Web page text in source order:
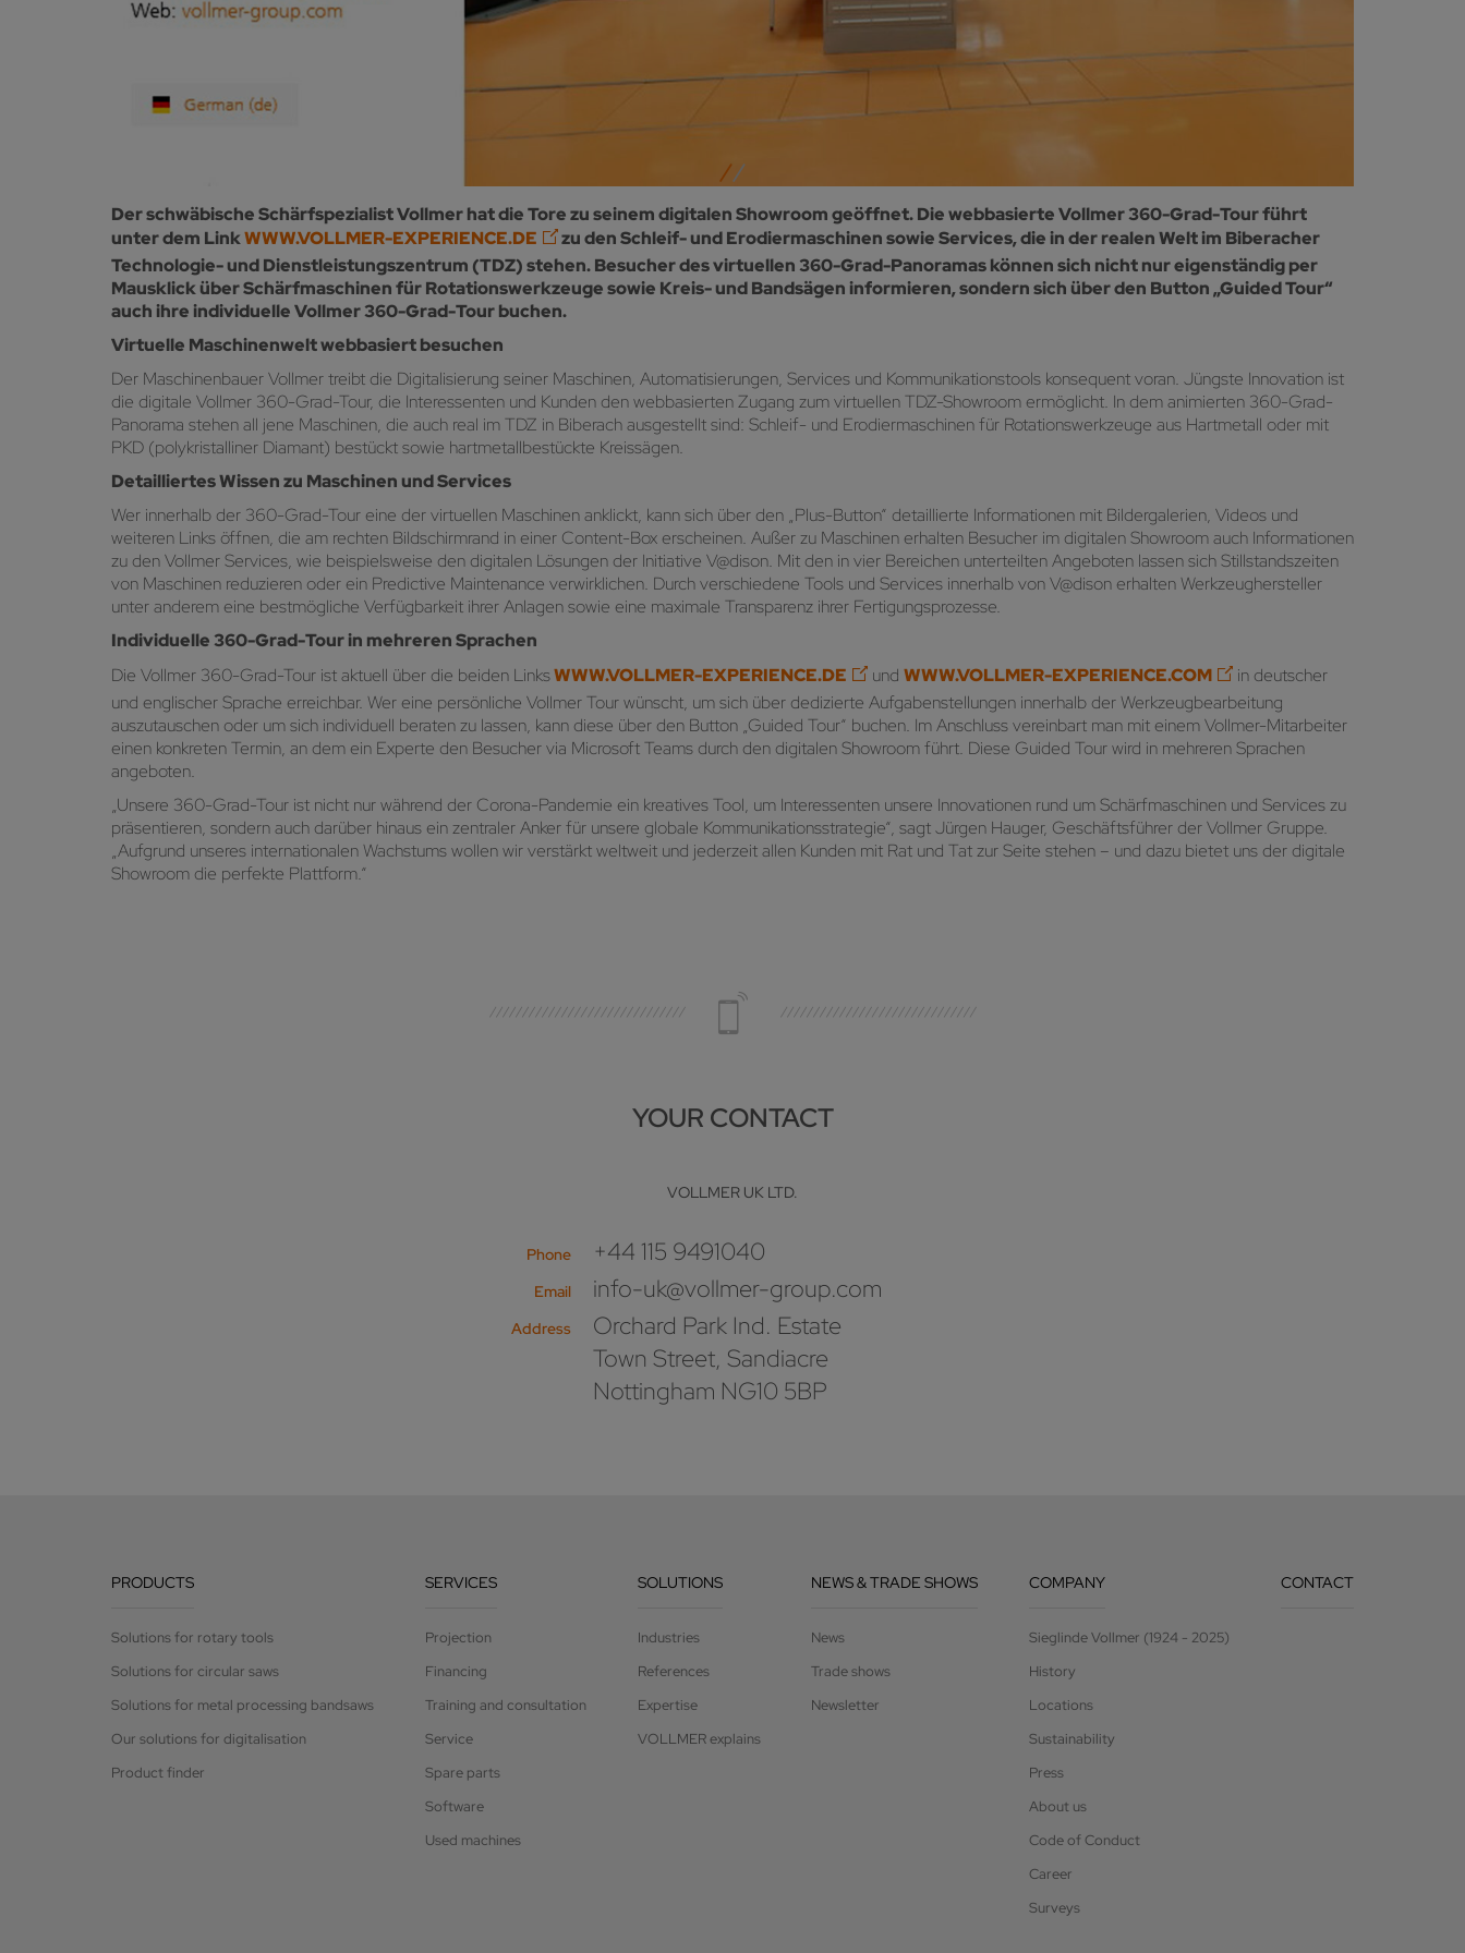
Der schwäbische Schärfspezialist Vollmer hat die Tore zu seinem digitalen Showroom geöffnet. Die webbasierte Vollmer 360-Grad-Tour führt
unter dem LinkWWW.VOLLMER-EXPERIENCE.DE
zu den Schleif- und Erodiermaschinen sowie Services, die in der realen Welt im Biberacher
Technologie- und Dienstleistungszentrum (TDZ) stehen. Besucher des virtuellen 360-Grad-Panoramas können sich nicht nur eigenständig per
Mausklick über Schärfmaschinen für Rotationswerkzeuge sowie Kreis- und Bandsägen informieren, sondern sich über den Button „Guided Tour“
auch ihre individuelle Vollmer 360-Grad-Tour buchen.
Virtuelle Maschinenwelt webbasiert besuchen
Der Maschinenbauer Vollmer treibt die Digitalisierung seiner Maschinen, Automatisierungen, Services und Kommunikationstools konsequent voran. Jüngste Innovation ist
die digitale Vollmer 360-Grad-Tour, die Interessenten und Kunden den webbasierten Zugang zum virtuellen TDZ-Showroom ermöglicht. In dem animierten 360-Grad-
Panorama stehen all jene Maschinen, die auch real im TDZ in Biberach ausgestellt sind: Schleif- und Erodiermaschinen für Rotationswerkzeuge aus Hartmetall oder mit
PKD (polykristalliner Diamant) bestückt sowie hartmetallbestückte Kreissägen.
Detailliertes Wissen zu Maschinen und Services
Wer innerhalb der 360-Grad-Tour eine der virtuellen Maschinen anklickt, kann sich über den „Plus-Button“ detaillierte Informationen mit Bildergalerien, Videos und
weiteren Links öffnen, die am rechten Bildschirmrand in einer Content-Box erscheinen. Außer zu Maschinen erhalten Besucher im digitalen Showroom auch Informationen
zu den Vollmer Services, wie beispielsweise den digitalen Lösungen der Initiative V@dison. Mit den in vier Bereichen unterteilten Angeboten lassen sich Stillstandszeiten
von Maschinen reduzieren oder ein Predictive Maintenance verwirklichen. Durch verschiedene Tools und Services innerhalb von V@dison erhalten Werkzeughersteller
unter anderem eine bestmögliche Verfügbarkeit ihrer Anlagen sowie eine maximale Transparenz ihrer Fertigungsprozesse.
Individuelle 360-Grad-Tour in mehreren Sprachen
Die Vollmer 360-Grad-Tour ist aktuell über die beiden LinksWWW.VOLLMER-EXPERIENCE.DE und WWW.VOLLMER-EXPERIENCE.COM
in deutscher
und englischer Sprache erreichbar. Wer eine persönliche Vollmer Tour wünscht, um sich über dedizierte Aufgabenstellungen innerhalb der Werkzeugbearbeitung
auszutauschen oder um sich individuell beraten zu lassen, kann diese über den Button „Guided Tour“ buchen. Im Anschluss vereinbart man mit einem Vollmer-Mitarbeiter
einen konkreten Termin, an dem ein Experte den Besucher via Microsoft Teams durch den digitalen Showroom führt. Diese Guided Tour wird in mehreren Sprachen
angeboten.
„Unsere 360-Grad-Tour ist nicht nur während der Corona-Pandemie ein kreatives Tool, um Interessenten unsere Innovationen rund um Schärfmaschinen und Services zu
präsentieren, sondern auch darüber hinaus ein zentraler Anker für unsere globale Kommunikationsstrategie“, sagt Jürgen Hauger, Geschäftsführer der Vollmer Gruppe.
„Aufgrund unseres internationalen Wachstums wollen wir verstärkt weltweit und jederzeit allen Kunden mit Rat und Tat zur Seite stehen – und dazu bietet uns der digitale
Showroom die perfekte Plattform.“
YOUR CONTACT
VOLLMER UK LTD.
Phone +44 115 9491040
Email info-uk@vollmer-group.com
Address
Orchard Park Ind. Estate
Town Street, Sandiacre
Nottingham NG10 5BP
PRODUCTS
Solutions for rotary tools
Solutions for circular saws
Solutions for metal processing bandsaws
Our solutions for digitalisation
Product finder
SERVICES
Projection
Financing
Training and consultation
Service
Spare parts
Software
Used machines
SOLUTIONS
Industries
References
Expertise
VOLLMER explains
NEWS & TRADE SHOWS
News
Trade shows
Newsletter
COMPANY
Sieglinde Vollmer (1924 - 2025)
History
Locations
Sustainability
Press
About us
Code of Conduct
Career
Surveys
CONTACT